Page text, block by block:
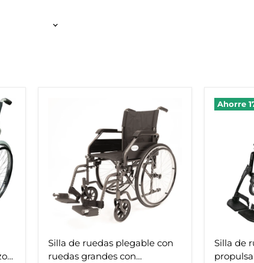
grandes
extracción
rápida
Silla de ruedas plegable con
ruedas grandes con
Ahorre
Silla
de
frenos
Silla de